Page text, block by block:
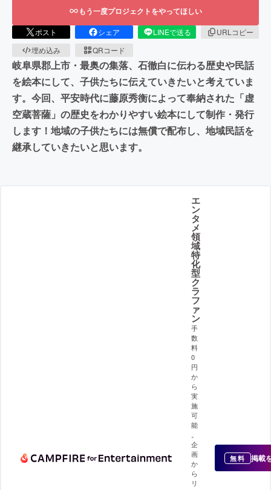
もう一度プロジェクトをやってほしい
ポスト シェア LINEで送る
URLコピー
埋め込み
QRコード
岐阜県郡上市・最奥の集落、石徹白に伝わる歴史や民話
を絵本にして、子供たちに伝えていきたいと考えていま
す。今回、平安時代に藤原秀衡によって奉納された「虚
空蔵菩薩」の歴史をわかりやすい絵本にして制作・発行
します！地域の子供たちには無償で配布し、地域民話を
継承していきたいと思います。
エ
ン
タ
メ
領
域
特
化
型
ク
ラ
フ
ァ
ン
手
数
料
0
円
か
ら
実
施
可
能
企
画
か
ら
リ
無料 掲載